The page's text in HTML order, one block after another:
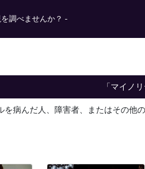
調べませんか？ -
「マイノ
病んだ人、障害者、またはその他